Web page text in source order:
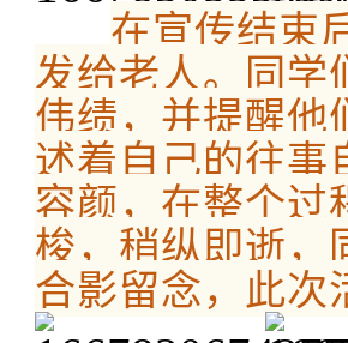
在宣传结束
发给老人。同学
伟绩，并提醒他
述着自己的往事
容颜，在整个过
梭，稍纵即逝，
合影留念，此次